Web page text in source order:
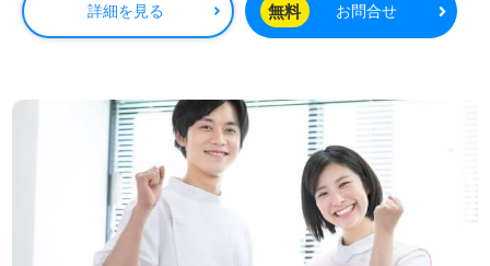
詳細を見る 無料 お問合せ